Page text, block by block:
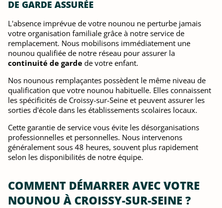
DE GARDE ASSURÉE
L'absence imprévue de votre nounou ne perturbe jamais
votre organisation familiale grâce à notre service de
remplacement. Nous mobilisons immédiatement une
nounou qualifiée de notre réseau pour assurer la
continuité de garde de votre enfant.
Nos nounous remplaçantes possèdent le même niveau de
qualification que votre nounou habituelle. Elles connaissent
les spécificités de Croissy-sur-Seine et peuvent assurer les
sorties d'école dans les établissements scolaires locaux.
Cette garantie de service vous évite les désorganisations
professionnelles et personnelles. Nous intervenons
généralement sous 48 heures, souvent plus rapidement
selon les disponibilités de notre équipe.
COMMENT DÉMARRER AVEC VOTRE
NOUNOU À CROISSY-SUR-SEINE ?